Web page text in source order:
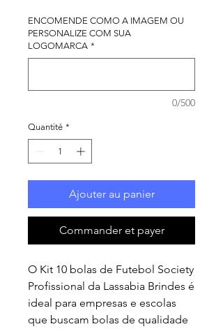
ENCOMENDE COMO A IMAGEM OU
PERSONALIZE COM SUA
LOGOMARCA *
0/500
Quantité *
Ajouter au panier
Commander et payer
O Kit 10 bolas de Futebol Society
Profissional da Lassabia Brindes é
ideal para empresas e escolas
que buscam bolas de qualidade